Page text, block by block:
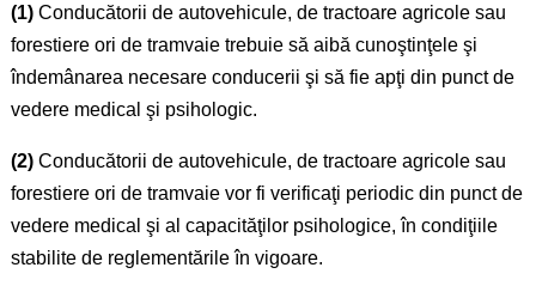
(1)Conducătorii de autovehicule, de tractoare agricole sau
forestiere ori de tramvaie trebuie să aibă cunoştinţele şi
îndemânarea necesare conducerii şi să fie apţi din punct de
vedere medical şi psihologic.
(2)Conducătorii de autovehicule, de tractoare agricole sau
forestiere ori de tramvaie vor fi verificaţi periodic din punct de
vedere medical şi al capacităţilor psihologice, în condiţiile
stabilite de reglementările în vigoare.